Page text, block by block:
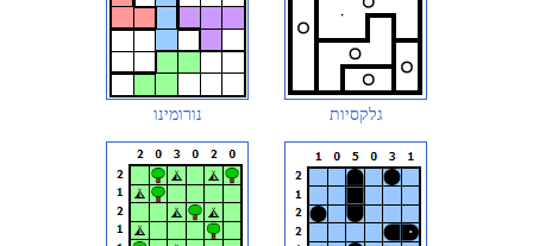
נורומינו גלקסיות